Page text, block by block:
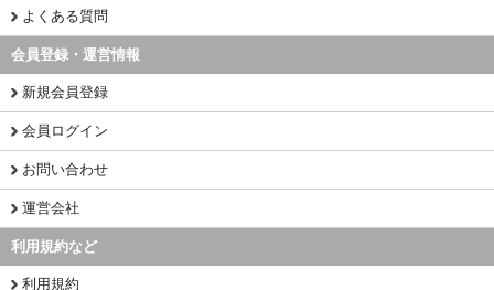
よくある質問
会員登録・運営情報
新規会員登録
会員ログイン
お問い合わせ
運営会社
利用規約など
利用規約